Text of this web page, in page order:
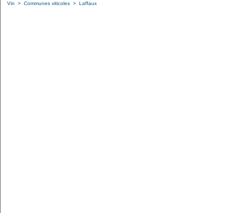
Vin > Communes viticoles > Laffaux